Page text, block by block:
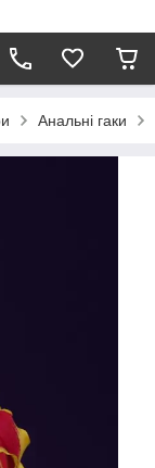
Анальні гаки